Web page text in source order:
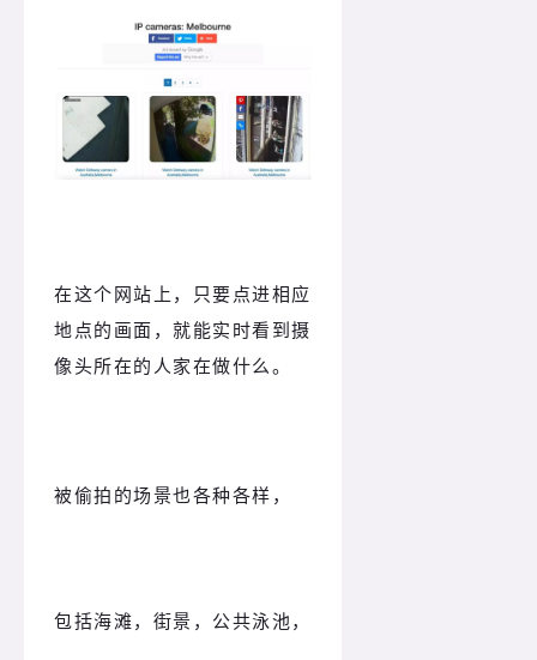
在这个网站上，只要点进相应
地点的画面，就能实时看到摄
像头所在的人家在做什么。
被偷拍的场景也各种各样，
包括海滩，街景，公共泳池，